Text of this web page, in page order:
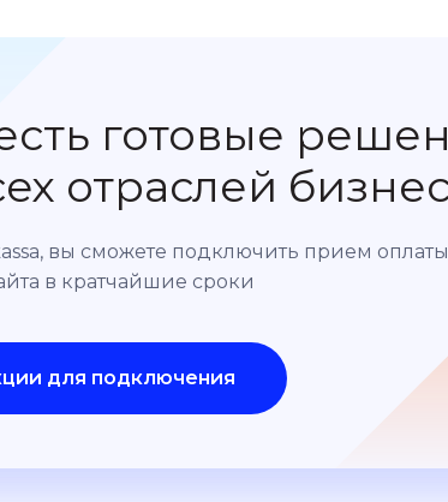
готовые
отраслей
вы сможете подключить прием оплаты
в кратчайшие сроки
для подключения